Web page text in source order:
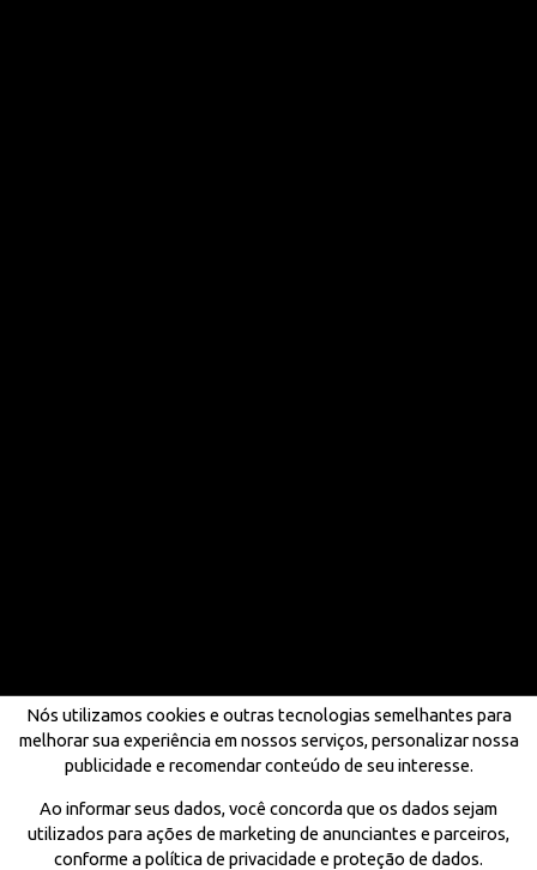
Nós utilizamos cookies e outras tecnologias semelhantes para
melhorar sua experiência em nossos serviços, personalizar nossa
publicidade e recomendar conteúdo de seu interesse.
Ao informar seus dados, você concorda que os dados sejam
utilizados para ações de marketing de anunciantes e parceiros,
conforme a política de privacidade e proteção de dados.